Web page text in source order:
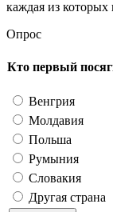
каждая из которых
Опрос
Кто первый
Венгрия
Молдавия
Польша
Румыния
Словакия
Другая страна